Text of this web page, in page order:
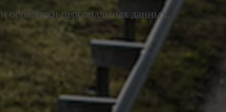
и обработки персональных данных.